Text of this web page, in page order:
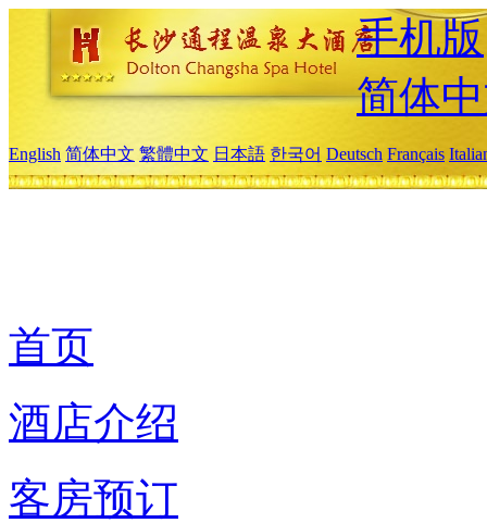
手机版
简体
English 简体中文 繁體中文 日本語 한국어 Deutsch Français
首页
酒店介绍
客房预订